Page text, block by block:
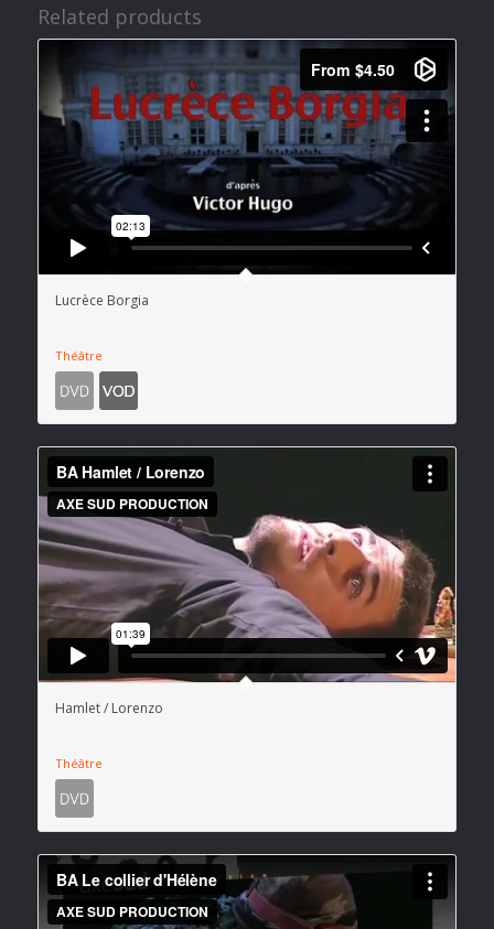
Related products
Lucrèce Borgia
Théâtre
Hamlet / Lorenzo
Théâtre